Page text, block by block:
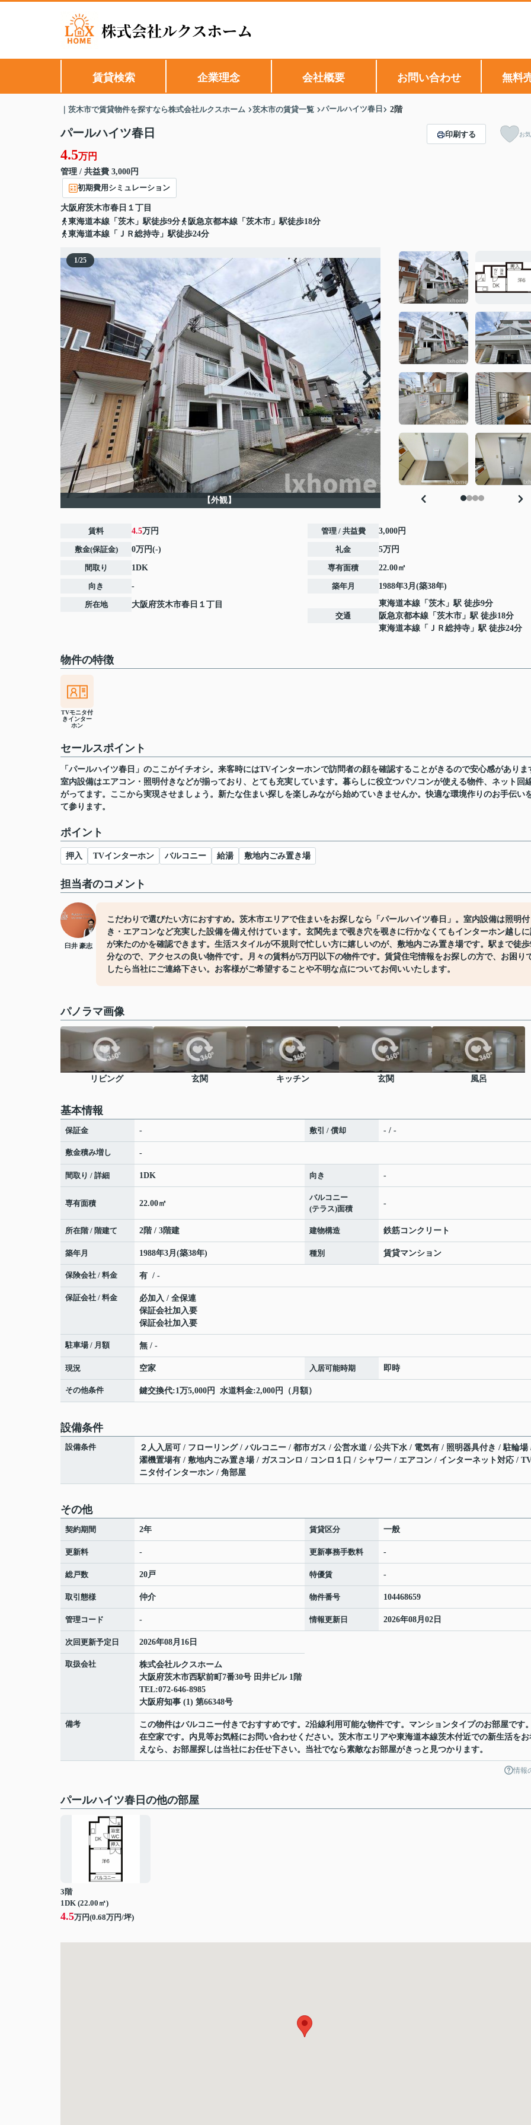
賃貸検索 企業理念 会社概要 お問い合わせ 無料
｜茨木市で賃貸物件を探すなら株式会社ルクスホーム 茨木市の賃貸一覧 パールハイツ春日 2階
パールハイツ春日
4.5万円
管理 / 共益費 3,000円
初期費用シミュレーション
大阪府茨木市春日 １丁目
東海道本線「茨木」駅徒歩9分
阪急京都本線「茨木市」駅徒歩18分
東海道本線「ＪＲ総持寺」駅徒歩24分
印刷する お
1/25
【外観】
賃料 4.5万円
敷金(保証金) 0万円(-)
間取り 1DK
向き -
所在地 大阪府茨木市春日 １丁目
管理 / 共益費 3,000円
礼金 5万円
専有面積 22.00㎡
築年月 1988年3月(築38年)
交通
東海道本線 「 茨木 」駅 徒歩9分
阪急京都本線 「 茨木市 」駅 徒歩18分
東海道本線 「 ＪＲ総持寺 」駅 徒歩24分
物件の特徴
TVモニタ付
きインター
ホン
セールスポイント
「パールハイツ春日」のここがイチオシ。来客時にはTVインターホンで訪問者の顔を確認することがきるので安心感がありま
室内設備はエアコン・照明付きなどが揃っており、とても充実しています。暮らしに役立つパソコンが使える物件、ネット回
がってます。ここから実現させましょう。新たな住まい探しを楽しみながら始めていきませんか。快適な環境作りのお手伝い
て参ります。
ポイント
押入 TVインターホン バルコニー 給湯 敷地内ごみ置き場
担当者のコメント
臼井 豪志
こだわりで選びたい方におすすめ。茨木市エリアで住まいをお探しなら「パールハイツ春日」。室内設備は照明付
き・エアコンなど充実した設備を備え付けています。玄関先まで覗き穴を覗きに行かなくてもインターホン越し
が来たのかを確認できます。生活スタイルが不規則で忙しい方に嬉しいのが、敷地内ごみ置き場です。駅まで徒歩
分なので、アクセスの良い物件です。月々の賃料が5万円以下の物件です。賃貸住宅情報をお探しの方で、お困り
したら当社にご連絡下さい。お客様がご希望することや不明な点についてお伺いいたします。
パノラマ画像
リビング 玄関 キッチン 玄関 風呂
基本情報
保証金 - 敷引 / 償却 - / -
敷金積み増し -
間取り / 詳細 1DK 向き -
専有面積 22.00㎡
バルコニー
(テラス)面積
-
所在階 / 階建て 2階 / 3階建 建物構造 鉄筋コンクリート
築年月 1988年3月(築38年) 種別 賃貸マンション
保険会社 / 料金 有 / -
保証会社 / 料金
必加入 / 全保連
保証会社加入要
保証会社加入要
駐車場 / 月額 無 / -
現況 空家 入居可能時期 即時
その他条件 鍵交換代:1万5,000円 水道料金:2,000円（月額）
設備条件
設備条件
２人入居可 / フローリング / バルコニー / 都市ガス / 公営水道 / 公共下水 / 電気有 / 照明器具付き / 駐輪場
濯機置場有 / 敷地内ごみ置き場 / ガスコンロ / コンロ１口 / シャワー / エアコン / インターネット対応 /
ニタ付インターホン / 角部屋
その他
契約期間 2年 賃貸区分 一般
更新料 - 更新事務手数料 -
総戸数 20戸 特優賃 -
取引態様 仲介 物件番号 104468659
管理コード - 情報更新日 2026年08月02日
次回更新予定日 2026年08月16日
取扱会社
株式会社ルクスホーム
大阪府茨木市西駅前町7番30号 田井ビル 1階
TEL:072-646-8985
大阪府知事 (1) 第66348号
備考
この物件はバルコニー付きでおすすめです。2沿線利用可能な物件です。マンションタイプのお部屋です
在空家です。内見等お気軽にお問い合わせください。茨木市エリアや東海道本線茨木付近での新生活をお
えなら、お部屋探しは当社にお任せ下さい。当社でなら素敵なお部屋がきっと見つかります。
情報
パールハイツ春日の他の部屋
3階
1DK (22.00㎡)
4.5万円(0.68万円/坪)